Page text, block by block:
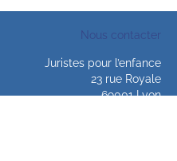
Nous contacter
Juristes pour l’enfance
23 rue Royale
69001 Lyon